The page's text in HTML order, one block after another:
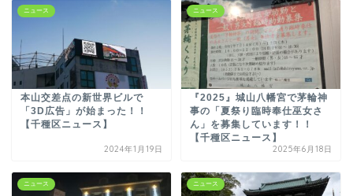
ニュース
本山交差点の新世界ビルで
「3D広告」が始まった！！
【千種区ニュース】
2024年1月19日
ニュース
『2025』城山八幡宮で茅輪神
事の「夏祭り臨時奉仕巫女さ
ん」を募集しています！！
【千種区ニュース】
2025年6月18日
ニュース ニュース